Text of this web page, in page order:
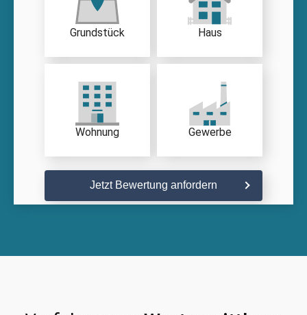
Grundstück Haus
Wohnung Gewerbe
Jetzt Bewertung anfordern